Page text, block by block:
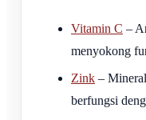
Vitamin C –
menyokong
Zink –
berfungsi